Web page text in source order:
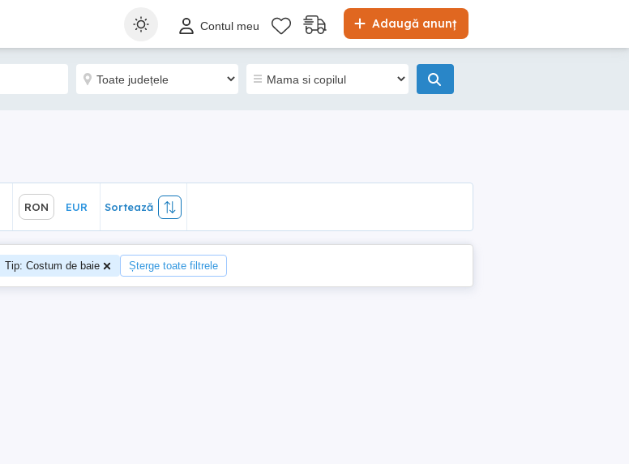
Adaugă anunț
Contul meu
Sortează
RON EUR Sortează
Tip: Costum de baie Șterge toate filtrele